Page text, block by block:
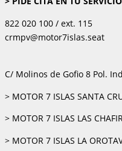
822 020 100 / ext. 115
crmpv@motor7islas.seat
C/ Molinos de Gofio 8 Pol.
> MOTOR 7 ISLAS SANTA
> MOTOR 7 ISLAS LAS
> MOTOR 7 ISLAS LA